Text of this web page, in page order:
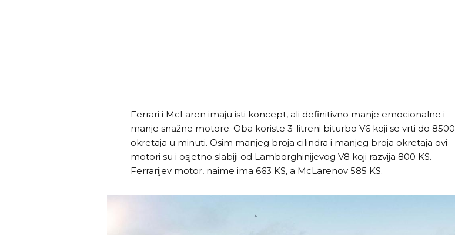
Ferrari i McLaren imaju isti koncept, ali definitivno manje emocionalne i
manje snažne motore. Oba koriste 3-litreni biturbo V6 koji se vrti do 8500
okretaja u minuti. Osim manjeg broja cilindra i manjeg broja okretaja ovi
motori su i osjetno slabiji od Lamborghinijevog V8 koji razvija 800 KS.
Ferrarijev motor, naime ima 663 KS, a McLarenov 585 KS.